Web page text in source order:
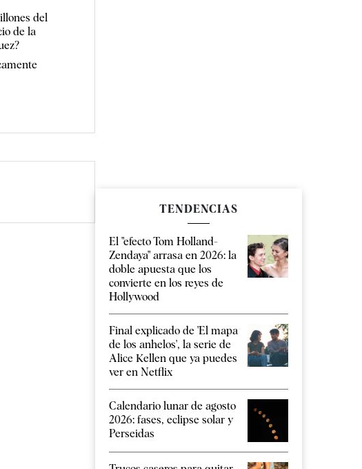
del
de la
TENDENCIAS
El "efecto Tom Holland-
Zendaya" arrasa en 2026: la
doble apuesta que los
convierte en los reyes de
Hollywood
Final explicado de 'El mapa
de los anhelos', la serie de
Alice Kellen que ya puedes
ver en Netflix
Calendario lunar de agosto
2026: fases, eclipse solar y
Perseidas